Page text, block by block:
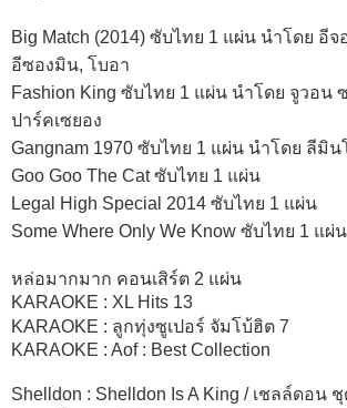
Big Match (2014) ซับไทย 1 แผ่น นำโดย อี
อีซองมิน, โบอา
Fashion King ซับไทย 1 แผ่น นำโดย จูวอน
ปาร์คเซยอง
Gangnam 1970 ซับไทย 1 แผ่น นำโดย ลีมิ
Goo Goo The Cat ซับไทย 1 แผ่น
Legal High Special 2014 ซับไทย 1 แผ่น
Some Where Only We Know ซับไทย 1 แผ่น
หล่อมากมาก คอนเสิร์ต 2 แผ่น
KARAOKE : XL Hits 13
KARAOKE : ลูกทุ่งซูเปอร์ จัมโบ้ฮิต 7
KARAOKE : Aof : Best Collection
Shelldon : Shelldon Is A King / เชลล์ดอน